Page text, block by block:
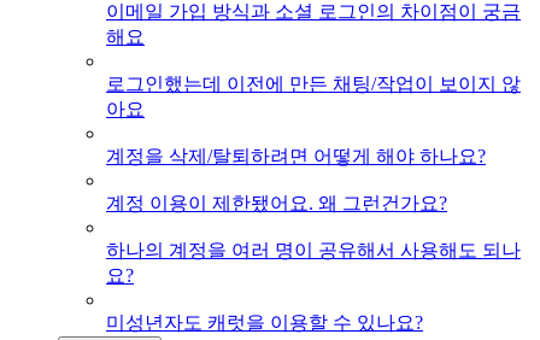
이메일 가입 방식과 소셜 로그인의 차이점이 궁금
해요
로그인했는데 이전에 만든 채팅/작업이 보이지 않
아요
계정을 삭제/탈퇴하려면 어떻게 해야 하나요?
계정 이용이 제한됐어요. 왜 그런건가요?
하나의 계정을 여러 명이 공유해서 사용해도 되나
요?
미성년자도 캐럿을 이용할 수 있나요?